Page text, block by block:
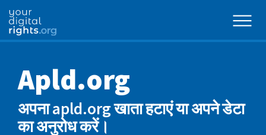
Apld.org
अपना apld.org खाता हटाएं या अपने डेटा
का अनुरोध करें।